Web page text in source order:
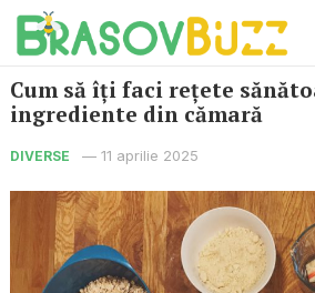
Cum să îți faci rețete
ingrediente din cămară
DIVERSE — 11 aprilie 2025